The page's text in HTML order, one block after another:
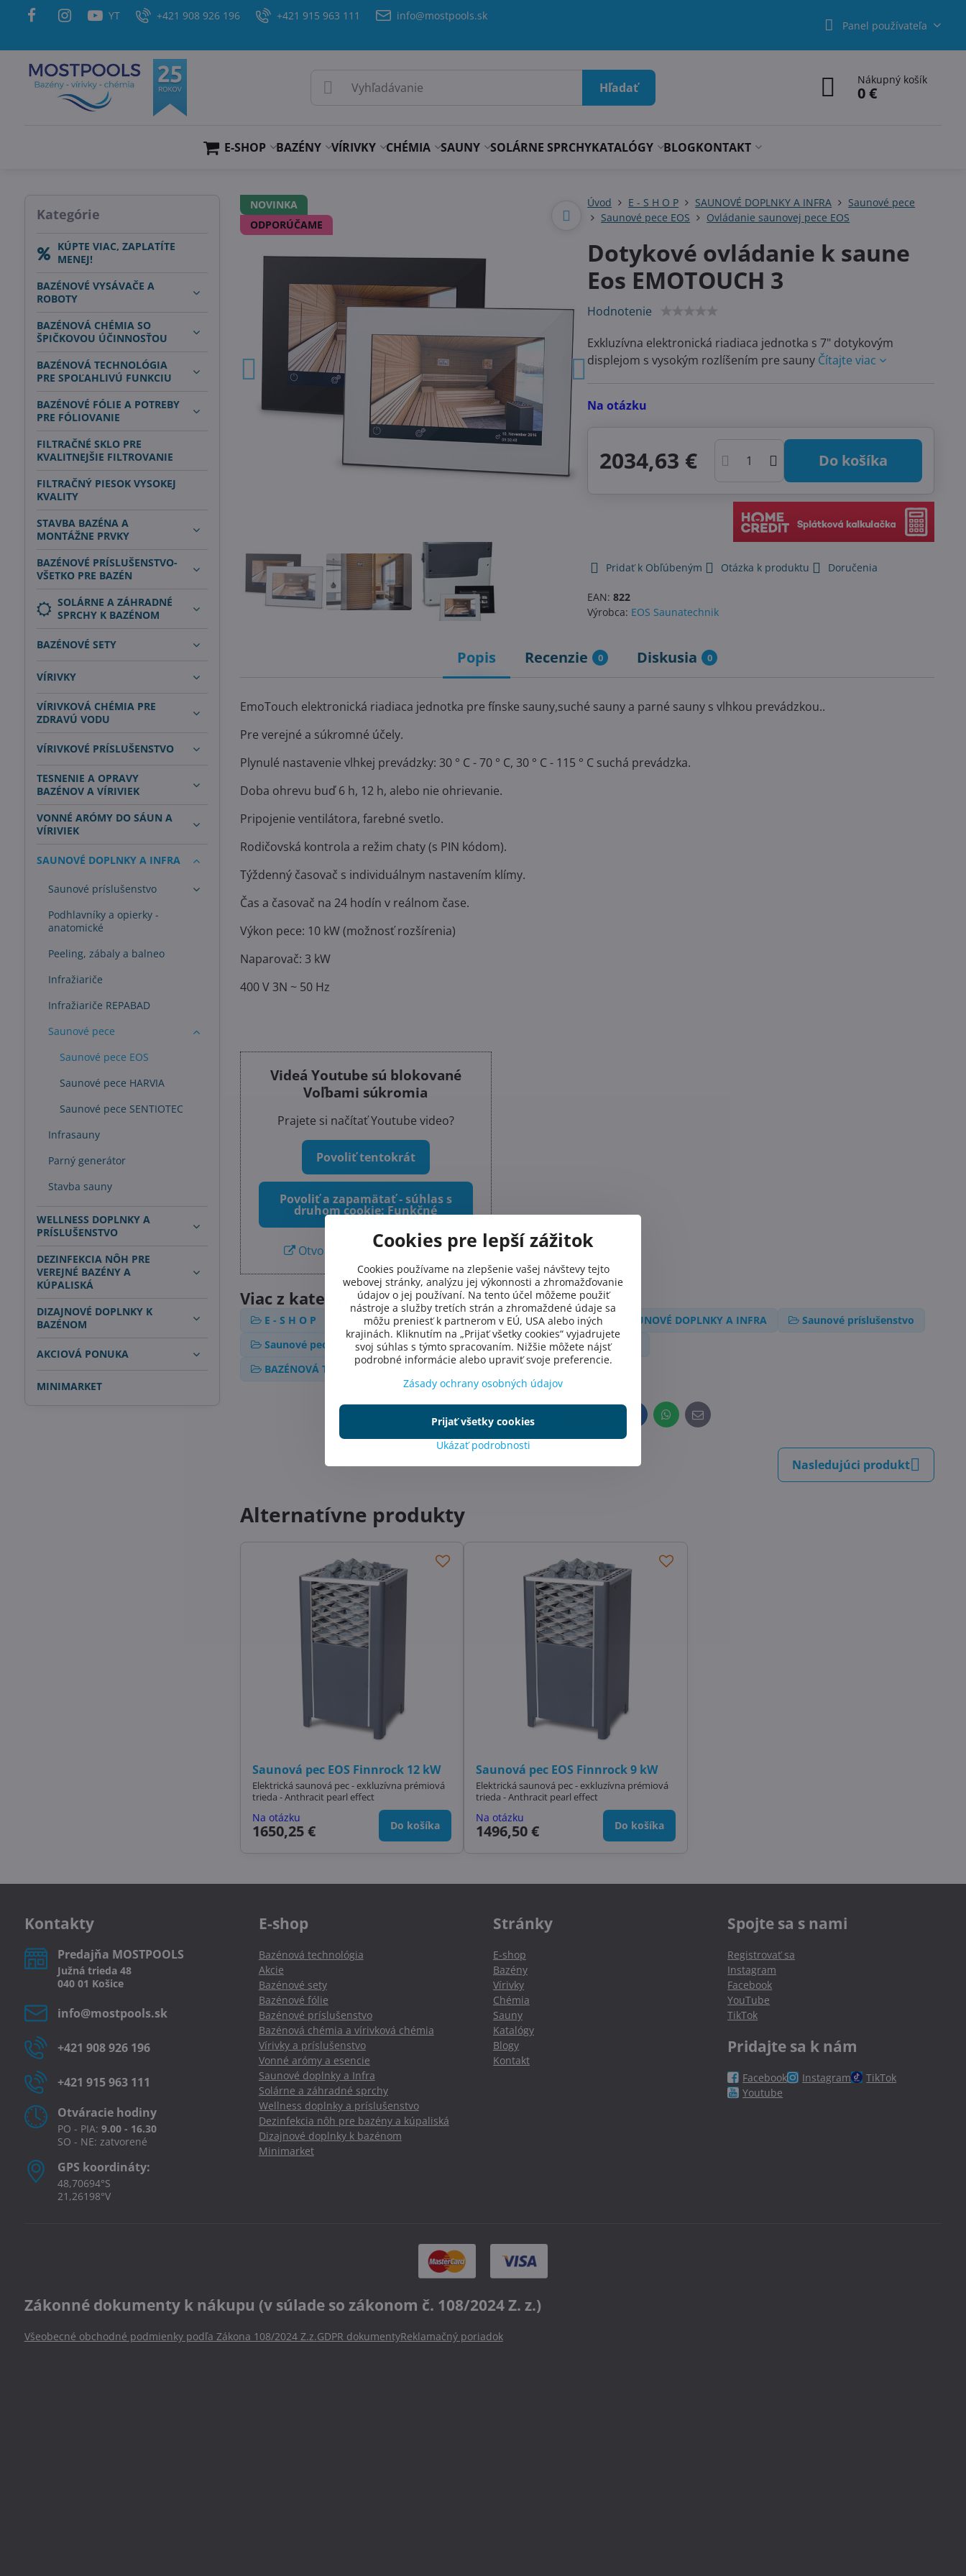
YT +421 908 926 196 +421 915 963 111 info@mostpools.sk
Panel používateľa
Hľadať
Nákupný košík
0 €
E-SHOP BAZÉNY VÍRIVKY CHÉMIA SAUNY SOLÁRNE SPRCHYKATALÓGY BLOGKONTAKT
NOVINKA
ODPORÚČAME
Úvod E - S H O P SAUNOVÉ DOPLNKY A INFRA
Saunové pece
Saunové pece EOS
Ovládanie saunovej pece EOS
Dotykové ovládanie k saune
Eos EMOTOUCH 3
Hodnotenie
Exkluzívna elektronická riadiaca jednotka s 7" dotykovým
displejom s vysokým rozlíšením pre sauny Čítajte viac
Na otázku
2034,63 € Do košíka
Pridať k Obľúbeným Otázka k produktu Doručenia
EAN:822
Výrobca: EOS Saunatechnik
Popis Recenzie 0 Diskusia 0
EmoTouch elektronická riadiaca jednotka pre fínske sauny,suché sauny a parné sauny s vlhkou prevádzkou..
Pre verejné a súkromné účely.
Plynulé nastavenie vlhkej prevádzky: 30 ° C - 70 ° C, 30 ° C - 115 ° C suchá prevádzka.
Doba ohrevu buď 6 h, 12 h, alebo nie ohrievanie.
Pripojenie ventilátora, farebné svetlo.
Rodičovská kontrola a režim chaty (s PIN kódom).
Týždenný časovač s individuálnym nastavením klímy.
Čas a časovač na 24 hodín v reálnom čase.
Výkon pece: 10 kW (možnosť rozšírenia)
Naparovač: 3 kW
400 V 3N ~ 50 Hz
Videá Youtube sú blokované
Voľbami súkromia
Prajete si načítať Youtube video?
Povoliť tentokrát
Povoliť a zapamätať - súhlas s
druhom cookie: Funkčné
Otvoriť video v novom okne
Viac z kategórie
E - S H O P BAZÉNOVÉ PRÍSLUŠENSTVO-VŠETKO PRE BAZÉN SAUNOVÉ DOPLNKY A INFRA
Saunové príslušenstvo
Saunové pece
Saunové pece EOS
Ovládanie saunovej pece EOS
BAZÉNOVÁ TECHNOLÓGIA PRE SPOĽAHLIVÚ FUNKCIU
Facebook
Twitter LinkedInWhatsApp
E-
mail
Nasledujúci produkt
Alternatívne produkty
Saunová pec EOS Finnrock 12 kW
Elektrická saunová pec - exkluzívna prémiová
trieda - Anthracit pearl effect
Na otázku
1650,25 € Do košíka
Saunová pec EOS Finnrock 9 kW
Elektrická saunová pec - exkluzívna prémiová
trieda - Anthracit pearl effect
Na otázku
1496,50 € Do košíka
Kategórie
KÚPTE VIAC, ZAPLATÍTE
MENEJ!
BAZÉNOVÉ VYSÁVAČE A
ROBOTY
BAZÉNOVÁ CHÉMIA SO
ŠPIČKOVOU ÚČINNOSŤOU
BAZÉNOVÁ TECHNOLÓGIA
PRE SPOĽAHLIVÚ FUNKCIU
BAZÉNOVÉ FÓLIE A POTREBY
PRE FÓLIOVANIE
FILTRAČNÉ SKLO PRE
KVALITNEJŠIE FILTROVANIE
FILTRAČNÝ PIESOK VYSOKEJ
KVALITY
STAVBA BAZÉNA A
MONTÁŽNE PRVKY
BAZÉNOVÉ PRÍSLUŠENSTVO-
VŠETKO PRE BAZÉN
SOLÁRNE A ZÁHRADNÉ
SPRCHY K BAZÉNOM
BAZÉNOVÉ SETY
VÍRIVKY
VÍRIVKOVÁ CHÉMIA PRE
ZDRAVÚ VODU
VÍRIVKOVÉ PRÍSLUŠENSTVO
TESNENIE A OPRAVY
BAZÉNOV A VÍRIVIEK
VONNÉ ARÓMY DO SÁUN A
VÍRIVIEK
SAUNOVÉ DOPLNKY A INFRA
Saunové príslušenstvo
Podhlavníky a opierky -
anatomické
Peeling, zábaly a balneo
Infražiariče
Infražiariče REPABAD
Saunové pece
Saunové pece EOS
Saunové pece HARVIA
Saunové pece SENTIOTEC
Infrasauny
Parný generátor
Stavba sauny
WELLNESS DOPLNKY A
PRÍSLUŠENSTVO
DEZINFEKCIA NÔH PRE
VEREJNÉ BAZÉNY A
KÚPALISKÁ
DIZAJNOVÉ DOPLNKY K
BAZÉNOM
AKCIOVÁ PONUKA
MINIMARKET
Kontakty
Predajňa MOSTPOOLS
Južná trieda 48
040 01 Košice
info​@mostpools​.sk
+421 908 926 196
+421 915 963 111
Otváracie hodiny
PO - PIA: 9.00 - 16.30
SO - NE: zatvorené
GPS koordináty:
48,70694°S
21,26198°V
E-shop
Bazénová technológia
Akcie
Bazénové sety
Bazénové fólie
Bazénové príslušenstvo
Bazénová chémia a vírivková chémia
Vírivky a príslušenstvo
Vonné arómy a esencie
Saunové doplnky a Infra
Solárne a záhradné sprchy
Wellness doplnky a príslušenstvo
Dezinfekcia nôh pre bazény a kúpaliská
Dizajnové doplnky k bazénom
Minimarket
Stránky
E-shop
Bazény
Vírivky
Chémia
Sauny
Katalógy
Blogy
Kontakt
Spojte sa s nami
Registrovať sa
Instagram
Facebook
YouTube
TikTok
Pridajte sa k nám
Facebook Instagram
TikTok
Youtube
Zákonné dokumenty k nákupu (v súlade so zákonom č. 108/2024 Z. z.)
Všeobecné obchodné podmienky podľa Zákona 108/2024 Z.z.GDPR dokumentyReklamačný poriadok
Cookies pre lepší zážitok
Cookies používame na zlepšenie vašej návštevy tejto
webovej stránky, analýzu jej výkonnosti a zhromažďovanie
údajov o jej používaní. Na tento účel môžeme použiť
nástroje a služby tretích strán a zhromaždené údaje sa
môžu preniesť k partnerom v EÚ, USA alebo iných
krajinách. Kliknutím na „Prijať všetky cookies“ vyjadrujete
svoj súhlas s týmto spracovaním. Nižšie môžete nájsť
podrobné informácie alebo upraviť svoje preferencie.
Zásady ochrany osobných údajov
Ukázať podrobnosti
Prijať všetky cookies